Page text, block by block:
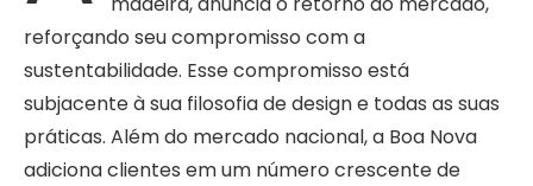
reforçando seu compromisso com a
sustentabilidade. Esse compromisso está
subjacente à sua filosofia de design e todas as suas
práticas. Além do mercado nacional, a Boa Nova
adiciona clientes em um número crescente de